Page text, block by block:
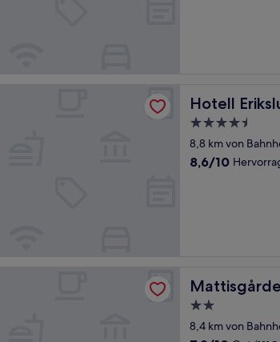
Hotell
Hotell Erikslund
4.5-
Sterne-
Unterkunft
8,8 km von
8.6
8,6/10
Mattisgården
2.0-
Sterne-
8,4 km von